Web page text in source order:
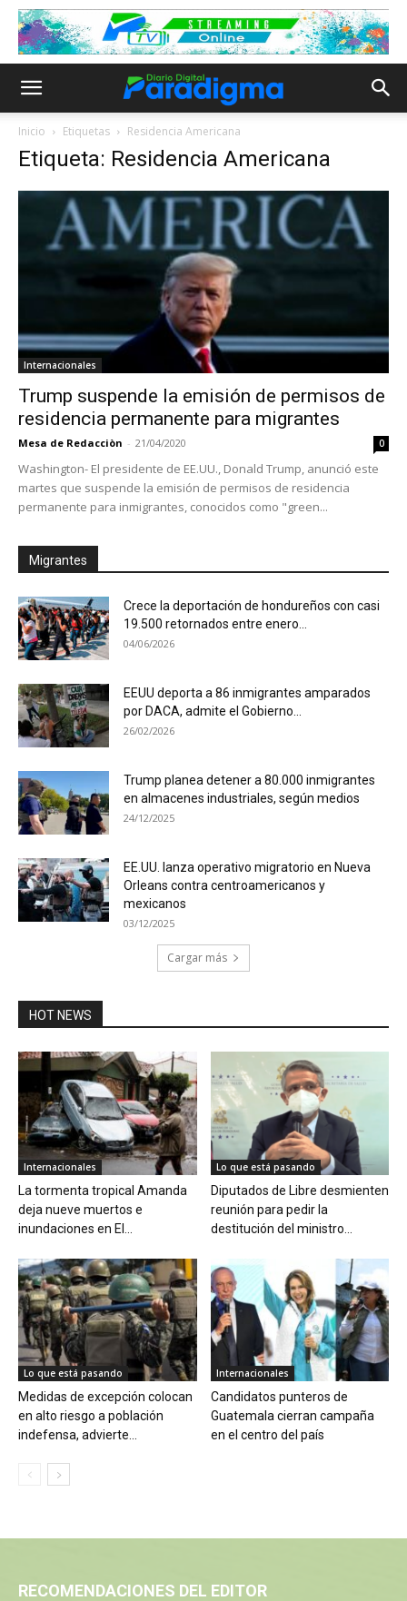
Inicio Etiquetas Residencia Americana
Etiqueta: Residencia Americana
Internacionales
Trump suspende la emisión de permisos de
residencia permanente para migrantes
Mesa de Redacciòn - 21/04/2020 0
Washington- El presidente de EE.UU., Donald Trump, anunció este
martes que suspende la emisión de permisos de residencia
permanente para inmigrantes, conocidos como "green...
Migrantes
Crece la deportación de hondureños con casi
19.500 retornados entre enero...
04/06/2026
EEUU deporta a 86 inmigrantes amparados
por DACA, admite el Gobierno...
26/02/2026
Trump planea detener a 80.000 inmigrantes
en almacenes industriales, según medios
24/12/2025
EE.UU. lanza operativo migratorio en Nueva
Orleans contra centroamericanos y
mexicanos
03/12/2025
Cargar más
HOT NEWS
Internacionales
La tormenta tropical Amanda
deja nueve muertos e
inundaciones en El...
Lo que está pasando
Diputados de Libre desmienten
reunión para pedir la
destitución del ministro...
Lo que está pasando
Medidas de excepción colocan
en alto riesgo a población
indefensa, advierte...
Internacionales
Candidatos punteros de
Guatemala cierran campaña
en el centro del país
RECOMENDACIONES DEL EDITOR